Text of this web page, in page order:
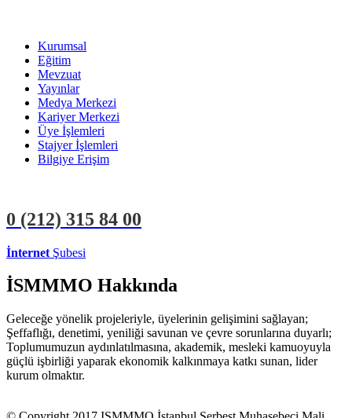
Kurumsal
Eğitim
Mevzuat
Yayınlar
Medya Merkezi
Kariyer Merkezi
Üye İşlemleri
Stajyer İşlemleri
Bilgiye Erişim
0 (212) 315 84 00
İnternet Şubesi
İSMMMO Hakkında
Geleceğe yönelik projeleriyle, üyelerinin gelişimini sağlayan;
Şeffaflığı, denetimi, yeniliği savunan ve çevre sorunlarına duyarlı;
Toplumumuzun aydınlatılmasına, akademik, mesleki kamuoyuyla
güçlü işbirliği yaparak ekonomik kalkınmaya katkı sunan, lider
kurum olmaktır.